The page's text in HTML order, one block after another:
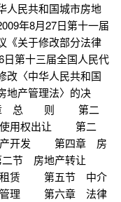
人民共和国城市房地
年8月27日第十一届
《关于修改部分法律
第十三届全国人民代
改〈中华人民共和国
地产管理法〉的决
章 总 则 第二
用权出让 第二
开发 第四章 房
节 房地产转让
租赁 第五节 中介
管理 第六章 法律